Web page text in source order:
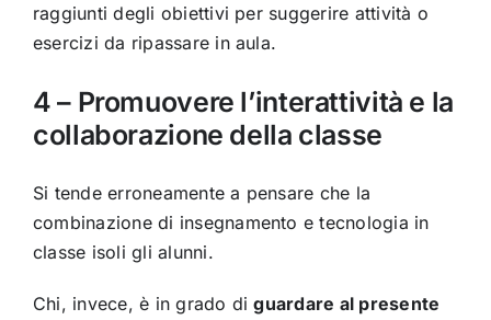
raggiunti degli obiettivi per suggerire attività o
esercizi da ripassare in aula.
4 – Promuovere l’interattività e la
collaborazione della classe
Si tende erroneamente a pensare che la
combinazione di insegnamento e tecnologia in
classe isoli gli alunni.
Chi, invece, è in grado diguardare al presente